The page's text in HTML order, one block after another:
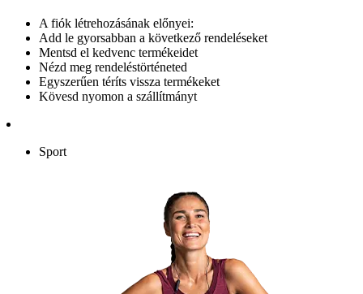
A fiók létrehozásának előnyei:
Add le gyorsabban a következő rendeléseket
Mentsd el kedvenc termékeidet
Nézd meg rendeléstörténeted
Egyszerűen téríts vissza termékeket
Kövesd nyomon a szállítmányt
Sport